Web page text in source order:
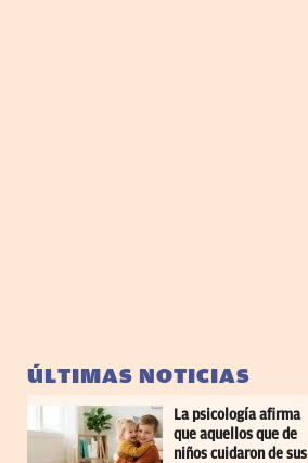
ÚLTIMAS NOTICIAS
La psicología afirma
que aquellos que de
niños cuidaron de sus